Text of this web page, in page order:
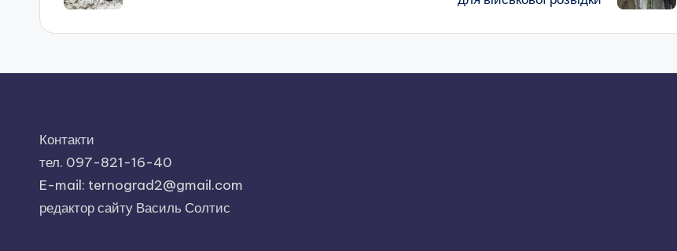
запису
Контакти
тел. 097-821-16-40
E-mail: ternograd2@gmail.com
редактор сайту Василь Солтис